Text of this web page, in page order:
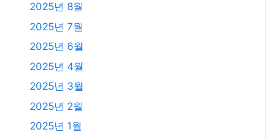
2025년 8월
2025년 7월
2025년 6월
2025년 4월
2025년 3월
2025년 2월
2025년 1월